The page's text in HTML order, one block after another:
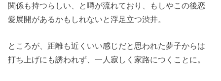
関係も持つらしい、と噂が流れており、もしやこの後恋
愛展開があるかもしれないと浮足立つ渋井。
ところが、距離も近くいい感じだと思われた夢子からは
打ち上げにも誘われず、一人寂しく家路につくことに。